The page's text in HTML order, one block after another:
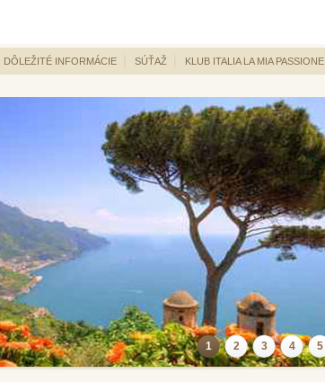
DÔLEŽITÉ INFORMÁCIE SÚŤAŽ KLUB ITALIA LA MIA PASSIONE
1 2 3 4 5